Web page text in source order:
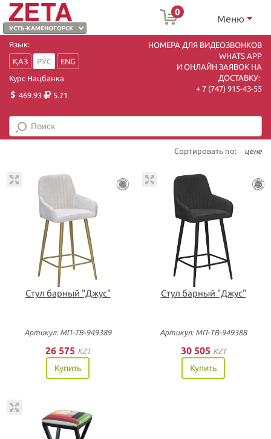
0
Меню
Язык:
ҚАЗ
РУС
ENG
Курс Нацбанка
469.93
5.71
НОМЕРА ДЛЯ ВИДЕОЗВОНКОВ
WHATS APP
И ОНЛАЙН ЗАЯВОК НА
ДОСТАВКУ:
+ 7 (747) 915-43-55
Сортировать по: цене
Стул барный "Джус"
Артикул: МП-ТВ-949389
26 575 KZT
Купить
Стул барный "Джус"
Артикул: МП-ТВ-949388
30 505 KZT
Купить